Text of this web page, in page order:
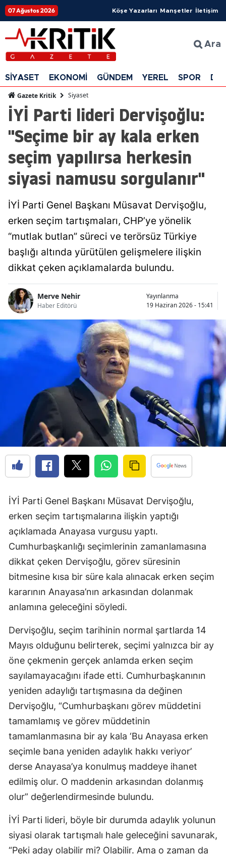
07 Ağustos 2026 Köşe Yazarları Manşetler İletişim
Ara
SİYASET EKONOMİ GÜNDEM YEREL SPOR
Gazete Kritik Siyaset
İYİ Parti lideri Dervişoğlu:
"Seçime bir ay kala erken
seçim yapılırsa herkesin
siyasi namusu sorgulanır"
İYİ Parti Genel Başkanı Müsavat Dervişoğlu,
erken seçim tartışmaları, CHP’ye yönelik
“mutlak butlan” süreci ve terörsüz Türkiye
başlığı altında yürütülen gelişmelere ilişkin
dikkat çeken açıklamalarda bulundu.
Merve Nehir
Haber Editörü
Yayınlanma
19 Haziran 2026 - 15:41
İYİ Parti Genel Başkanı Müsavat Dervişoğlu,
erken seçim tartışmalarına ilişkin yaptığı
açıklamada Anayasa vurgusu yaptı.
Cumhurbaşkanlığı seçimlerinin zamanlamasına
dikkat çeken Dervişoğlu, görev süresinin
bitmesine kısa bir süre kala alınacak erken seçim
kararının Anayasa’nın arkasından dolanmak
anlamına geleceğini söyledi.
Dervişoğlu, seçim tarihinin normal şartlarda 14
Mayıs olduğunu belirterek, seçimi yalnızca bir ay
öne çekmenin gerçek anlamda erken seçim
sayılamayacağını ifade etti. Cumhurbaşkanının
yeniden adaylığı tartışmasına da değinen
Dervişoğlu, “Cumhurbaşkanı görev müddetini
tamamlamış ve görev müddetinin
tamamlanmasına bir ay kala ‘Bu Anayasa erken
seçimle bana yeniden adaylık hakkı veriyor’
derse Anayasa’ya konulmuş maddeye ihanet
edilmiş olur. O maddenin arkasından dolanmış
olur” değerlendirmesinde bulundu.
İYİ Parti lideri, böyle bir durumda adaylık yolunun
siyasi olarak tartışmalı hale geleceğini savunarak,
“Peki aday olabilir mi? Olabilir. Ama o zaman da